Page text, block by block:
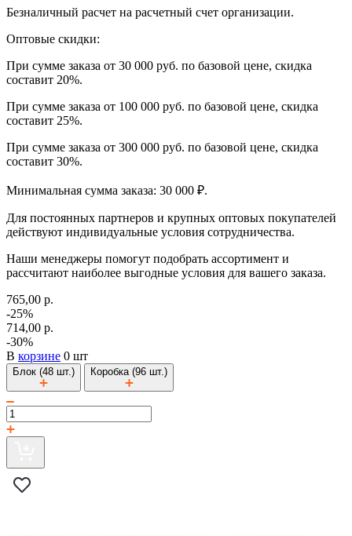
Безналичный расчет на расчетный счет организации.
Оптовые скидки:
При сумме заказа от 30 000 руб. по базовой цене, скидка
составит 20%.
При сумме заказа от 100 000 руб. по базовой цене, скидка
составит 25%.
При сумме заказа от 300 000 руб. по базовой цене, скидка
составит 30%.
Минимальная сумма заказа: 30 000 ₽.
Для постоянных партнеров и крупных оптовых покупателей
действуют индивидуальные условия сотрудничества.
Наши менеджеры помогут подобрать ассортимент и
рассчитают наиболее выгодные условия для вашего заказа.
765,00 р.
-25%
714,00 р.
-30%
В корзине 0 шт
Блок (48 шт.) Коробка (96 шт.)